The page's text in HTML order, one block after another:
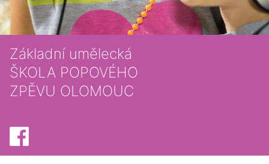
Základní umělecká
ŠKOLA POPOVÉHO
ZPĚVU OLOMOUC